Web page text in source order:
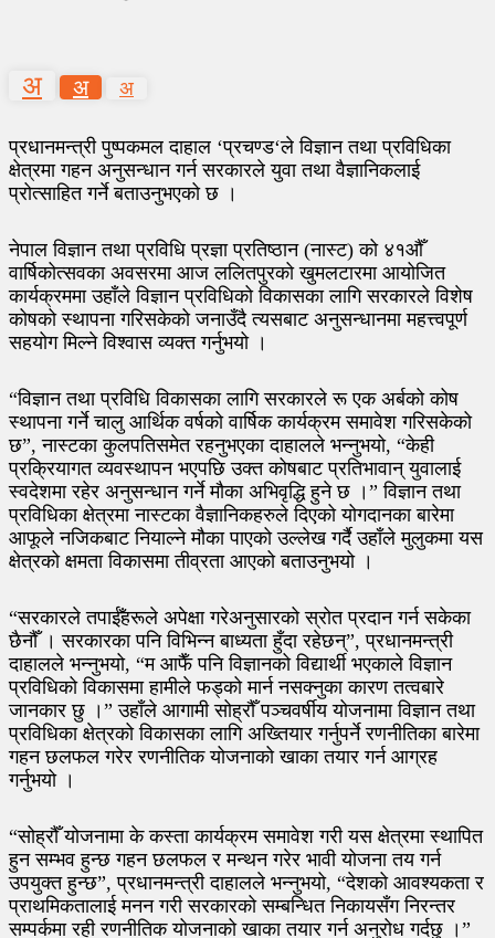
अ अ अ
प्रधानमन्त्री पुष्पकमल दाहाल ‘प्रचण्ड‘ले विज्ञान तथा प्रविधिका
क्षेत्रमा गहन अनुसन्धान गर्न सरकारले युवा तथा वैज्ञानिकलाई
प्रोत्साहित गर्ने बताउनुभएको छ ।
नेपाल विज्ञान तथा प्रविधि प्रज्ञा प्रतिष्ठान (नास्ट) को ४१औँ
वार्षिकोत्सवका अवसरमा आज ललितपुरको खुमलटारमा आयोजित
कार्यक्रममा उहाँले विज्ञान प्रविधिको विकासका लागि सरकारले विशेष
कोषको स्थापना गरिसकेको जनाउँदै त्यसबाट अनुसन्धानमा महत्त्वपूर्ण
सहयोग मिल्ने विश्वास व्यक्त गर्नुभयो ।
“विज्ञान तथा प्रविधि विकासका लागि सरकारले रू एक अर्बको कोष
स्थापना गर्ने चालु आर्थिक वर्षको वार्षिक कार्यक्रम समावेश गरिसकेको
छ”, नास्टका कुलपतिसमेत रहनुभएका दाहालले भन्नुभयो, “केही
प्रक्रियागत व्यवस्थापन भएपछि उक्त कोषबाट प्रतिभावान् युवालाई
स्वदेशमा रहेर अनुसन्धान गर्ने मौका अभिवृद्धि हुने छ ।” विज्ञान तथा
प्रविधिका क्षेत्रमा नास्टका वैज्ञानिकहरुले दिएको योगदानका बारेमा
आफूले नजिकबाट नियाल्ने मौका पाएको उल्लेख गर्दै उहाँले मुलुकमा यस
क्षेत्रको क्षमता विकासमा तीव्रता आएको बताउनुभयो ।
“सरकारले तपाईँहरूले अपेक्षा गरेअनुसारको स्रोत प्रदान गर्न सकेका
छैनौँ । सरकारका पनि विभिन्न बाध्यता हुँदा रहेछन्”, प्रधानमन्त्री
दाहालले भन्नुभयो, “म आफैँ पनि विज्ञानको विद्यार्थी भएकाले विज्ञान
प्रविधिको विकासमा हामीले फड्को मार्न नसक्नुका कारण तत्वबारे
जानकार छु ।” उहाँले आगामी सोह्रौँ पञ्चवर्षीय योजनामा विज्ञान तथा
प्रविधिका क्षेत्रको विकासका लागि अख्तियार गर्नुपर्ने रणनीतिका बारेमा
गहन छलफल गरेर रणनीतिक योजनाको खाका तयार गर्न आग्रह
गर्नुभयो ।
“सोह्रौँ योजनामा के कस्ता कार्यक्रम समावेश गरी यस क्षेत्रमा स्थापित
हुन सम्भव हुन्छ गहन छलफल र मन्थन गरेर भावी योजना तय गर्न
उपयुक्त हुन्छ”, प्रधानमन्त्री दाहालले भन्नुभयो, “देशको आवश्यकता र
प्राथमिकतालाई मनन गरी सरकारको सम्बन्धित निकायसँग निरन्तर
सम्पर्कमा रही रणनीतिक योजनाको खाका तयार गर्न अनुरोध गर्दछु ।”